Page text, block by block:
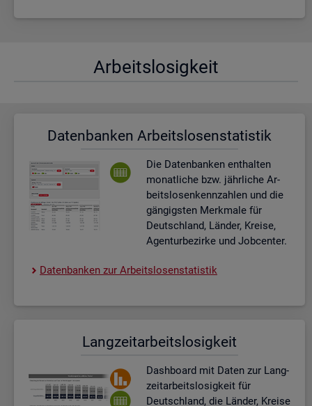
Ar­beits­lo­sig­keit
Da­ten­ban­ken Ar­beits­lo­sen­sta­tis­tik
Die Da­ten­ban­ken ent­hal­ten
mo­nat­li­che bzw. jähr­li­che Ar­
beits­lo­sen­kenn­zah­len und die
gän­gigs­ten Merk­ma­le für
Deutsch­land, Län­der, Krei­se,
Agen­tur­be­zir­ke und Job­cen­ter.
Da­ten­ban­ken zur Ar­beits­lo­sen­sta­tis­tik
Lang­zeit­ar­beits­lo­sig­keit
Dash­board mit Daten zur Lang­
zeit­ar­beits­lo­sig­keit für
Deutsch­land, die Län­der, Krei­se